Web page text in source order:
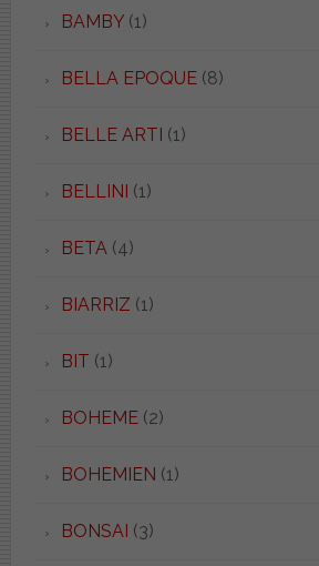
BAMBY(1)
BELLA EPOQUE(8)
BELLE ARTI (1)
BELLINI (1)
BETA (4)
BIARRIZ (1)
BIT (1)
BOHEME(2)
BOHEMIEN (1)
BONSAI (3)